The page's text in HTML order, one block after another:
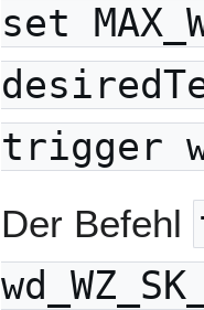
set
trigger
Der Befehl